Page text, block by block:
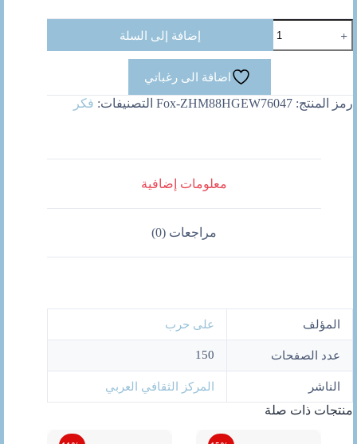
نقد
الحقيقة
إضافة إلى السلة
اضافة الى رغباتي
رمز المنتج: Fox-ZHM88HGEW76047 التصنيفات: فكر
معلومات إضافية
مراجعات (0)
المؤلف على حرب
عدد الصفحات 150
الناشر المركز الثقافي العربي
منتجات ذات صلة